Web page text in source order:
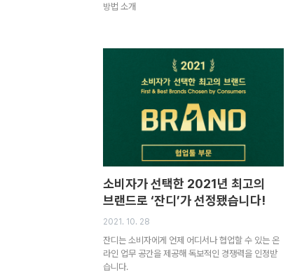
방법 소개
소비자가 선택한 2021년 최고의
브랜드로 ‘잔디’가 선정됐습니다!
2021. 10. 28
잔디는 소비자에게 언제 어디서나 협업할 수 있는 온
라인 업무 공간을 제공해 독보적인 경쟁력을 인정받
습니다.